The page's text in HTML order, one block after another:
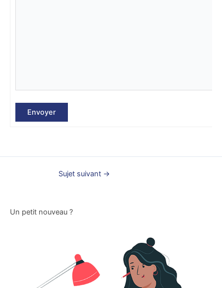
Envoyer
Sujet suivant →
Un petit nouveau ?